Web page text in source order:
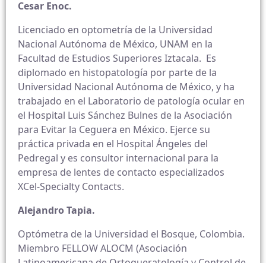
Cesar Enoc.
Licenciado en optometría de la Universidad
Nacional Autónoma de México, UNAM en la
Facultad de Estudios Superiores Iztacala. Es
diplomado en histopatología por parte de la
Universidad Nacional Autónoma de México, y ha
trabajado en el Laboratorio de patología ocular en
el Hospital Luis Sánchez Bulnes de la Asociación
para Evitar la Ceguera en México. Ejerce su
práctica privada en el Hospital Ángeles del
Pedregal y es consultor internacional para la
empresa de lentes de contacto especializados
XCel-Specialty Contacts.
Alejandro Tapia.
Optómetra de la Universidad el Bosque, Colombia.
Miembro FELLOW ALOCM (Asociación